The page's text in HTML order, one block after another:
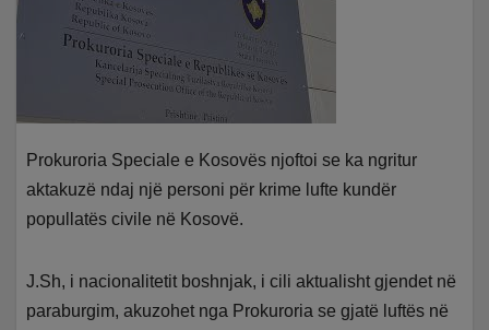
Prokuroria Speciale e Kosovës njoftoi se ka ngritur
aktakuzë ndaj një personi për krime lufte kundër
popullatës civile në Kosovë.
J.Sh, i nacionalitetit boshnjak, i cili aktualisht gjendet në
paraburgim, akuzohet nga Prokuroria se gjatë luftës në